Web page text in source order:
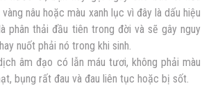
nâu hoặc màu xanh lục vì đây là dấu hiệu
phân thải đầu tiên trong đời và sẽ gây nguy
nuốt phải nó trong khi sinh.
âm đạo có lẫn máu tươi, không phải màu
bụng rất đau và đau liên tục hoặc bị sốt.